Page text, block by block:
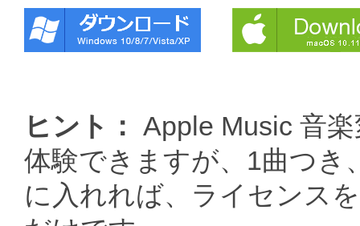
ヒント： Apple Music 音
体験できますが、1曲つき
に入れれば、ライセンス